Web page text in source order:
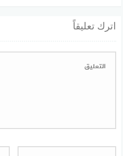
اترك تعليقاً